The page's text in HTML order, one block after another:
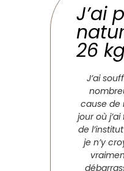
J’ai
26
J’ai
cause de
jour où
de
je n’y